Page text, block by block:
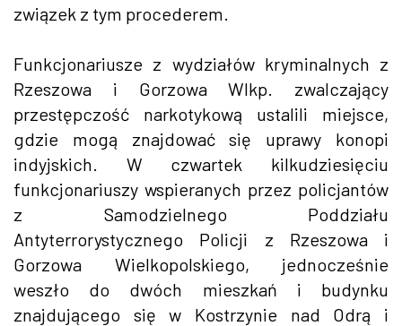
związek z tym procederem.
Funkcjonariusze z wydziałów kryminalnych z
Rzeszowa i Gorzowa Wlkp. zwalczający
przestępczość narkotykową ustalili miejsce,
gdzie mogą znajdować się uprawy konopi
indyjskich. W czwartek kilkudziesięciu
funkcjonariuszy wspieranych przez policjantów
z Samodzielnego Poddziału
Antyterrorystycznego Policji z Rzeszowa i
Gorzowa Wielkopolskiego, jednocześnie
weszło do dwóch mieszkań i budynku
znajdującego się w Kostrzynie nad Odrą i